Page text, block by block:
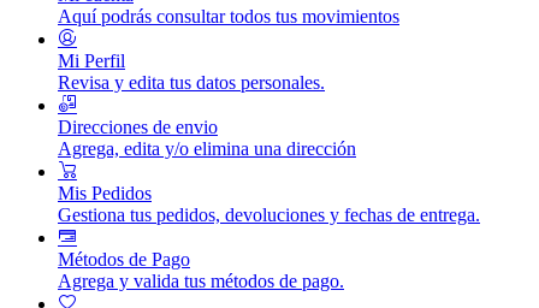
Aquí podrás consultar todos tus movimientos
Mi Perfil
Revisa y edita tus datos personales.
Direcciones de envio
Agrega, edita y/o elimina una dirección
Mis Pedidos
Gestiona tus pedidos, devoluciones y fechas de entrega.
Métodos de Pago
Agrega y valida tus métodos de pago.